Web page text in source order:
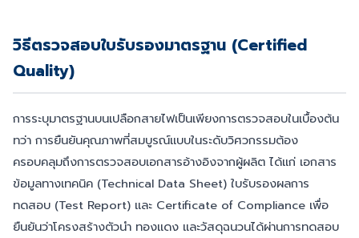
วิธีตรวจสอบใบรับรองมาตรฐาน (Certified
Quality)
การระบุมาตรฐานบนเปลือกสายไฟเป็นเพียงการตรวจสอบในเบื้องต้น
ทว่า การยืนยันคุณภาพที่สมบูรณ์แบบในระดับวิศวกรรมต้อง
ครอบคลุมถึงการตรวจสอบเอกสารอ้างอิงจากผู้ผลิต ได้แก่ เอกสาร
ข้อมูลทางเทคนิค (Technical Data Sheet) ใบรับรองผลการ
ทดสอบ (Test Report) และ Certificate of Compliance เพื่อ
ยืนยันว่าโครงสร้างตัวนำ ทองแดง และวัสดุฉนวนได้ผ่านการทดสอบ